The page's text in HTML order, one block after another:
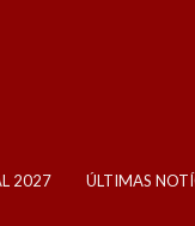
2027 ÚLTIMAS